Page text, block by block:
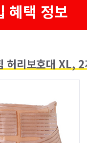
혜택 정보
허리보호대 XL, 2